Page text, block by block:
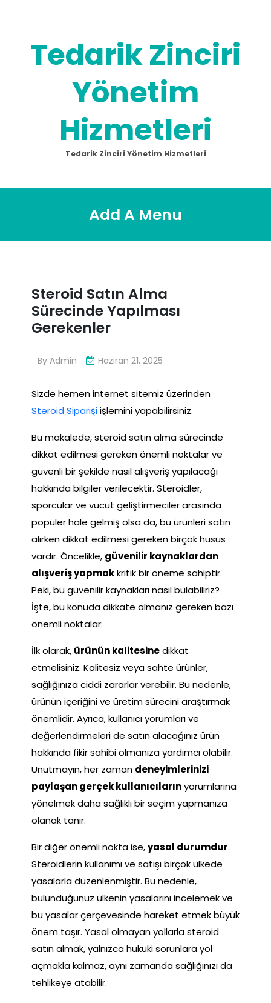
Tedarik Zinciri
Yönetim
Hizmetleri
Tedarik Zinciri Yönetim Hizmetleri
Add A Menu
Steroid Satın Alma
Sürecinde Yapılması
Gerekenler
By Admin Haziran 21, 2025
Sizde hemen internet sitemiz üzerinden
Steroid Siparişiişlemini yapabilirsiniz.
Bu makalede, steroid satın alma sürecinde
dikkat edilmesi gereken önemli noktalar ve
güvenli bir şekilde nasıl alışveriş yapılacağı
hakkında bilgiler verilecektir. Steroidler,
sporcular ve vücut geliştirmeciler arasında
popüler hale gelmiş olsa da, bu ürünleri satın
alırken dikkat edilmesi gereken birçok husus
vardır. Öncelikle, güvenilir kaynaklardan
alışveriş yapmakkritik bir öneme sahiptir.
Peki, bu güvenilir kaynakları nasıl bulabiliriz?
İşte, bu konuda dikkate almanız gereken bazı
önemli noktalar:
İlk olarak, ürünün kalitesinedikkat
etmelisiniz. Kalitesiz veya sahte ürünler,
sağlığınıza ciddi zararlar verebilir. Bu nedenle,
ürünün içeriğini ve üretim sürecini araştırmak
önemlidir. Ayrıca, kullanıcı yorumları ve
değerlendirmeleri de satın alacağınız ürün
hakkında fikir sahibi olmanıza yardımcı olabilir.
Unutmayın, her zaman deneyimlerinizi
paylaşan gerçek kullanıcılarınyorumlarına
yönelmek daha sağlıklı bir seçim yapmanıza
olanak tanır.
Bir diğer önemli nokta ise,yasal durumdur.
Steroidlerin kullanımı ve satışı birçok ülkede
yasalarla düzenlenmiştir. Bu nedenle,
bulunduğunuz ülkenin yasalarını incelemek ve
bu yasalar çerçevesinde hareket etmek büyük
önem taşır. Yasal olmayan yollarla steroid
satın almak, yalnızca hukuki sorunlara yol
açmakla kalmaz, aynı zamanda sağlığınızı da
tehlikeye atabilir.